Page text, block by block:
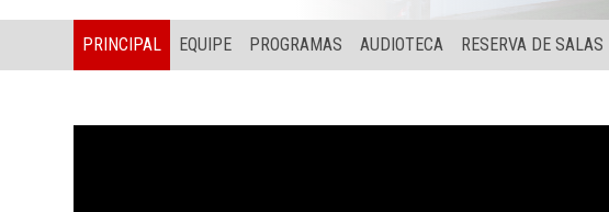
PRINCIPAL EQUIPE PROGRAMAS AUDIOTECA RESERVA DE SALAS